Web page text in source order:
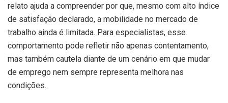
relato ajuda a compreender por que, mesmo com alto índice
de satisfação declarado, a mobilidade no mercado de
trabalho ainda é limitada. Para especialistas, esse
comportamento pode refletir não apenas contentamento,
mas também cautela diante de um cenário em que mudar
de emprego nem sempre representa melhora nas
condições.